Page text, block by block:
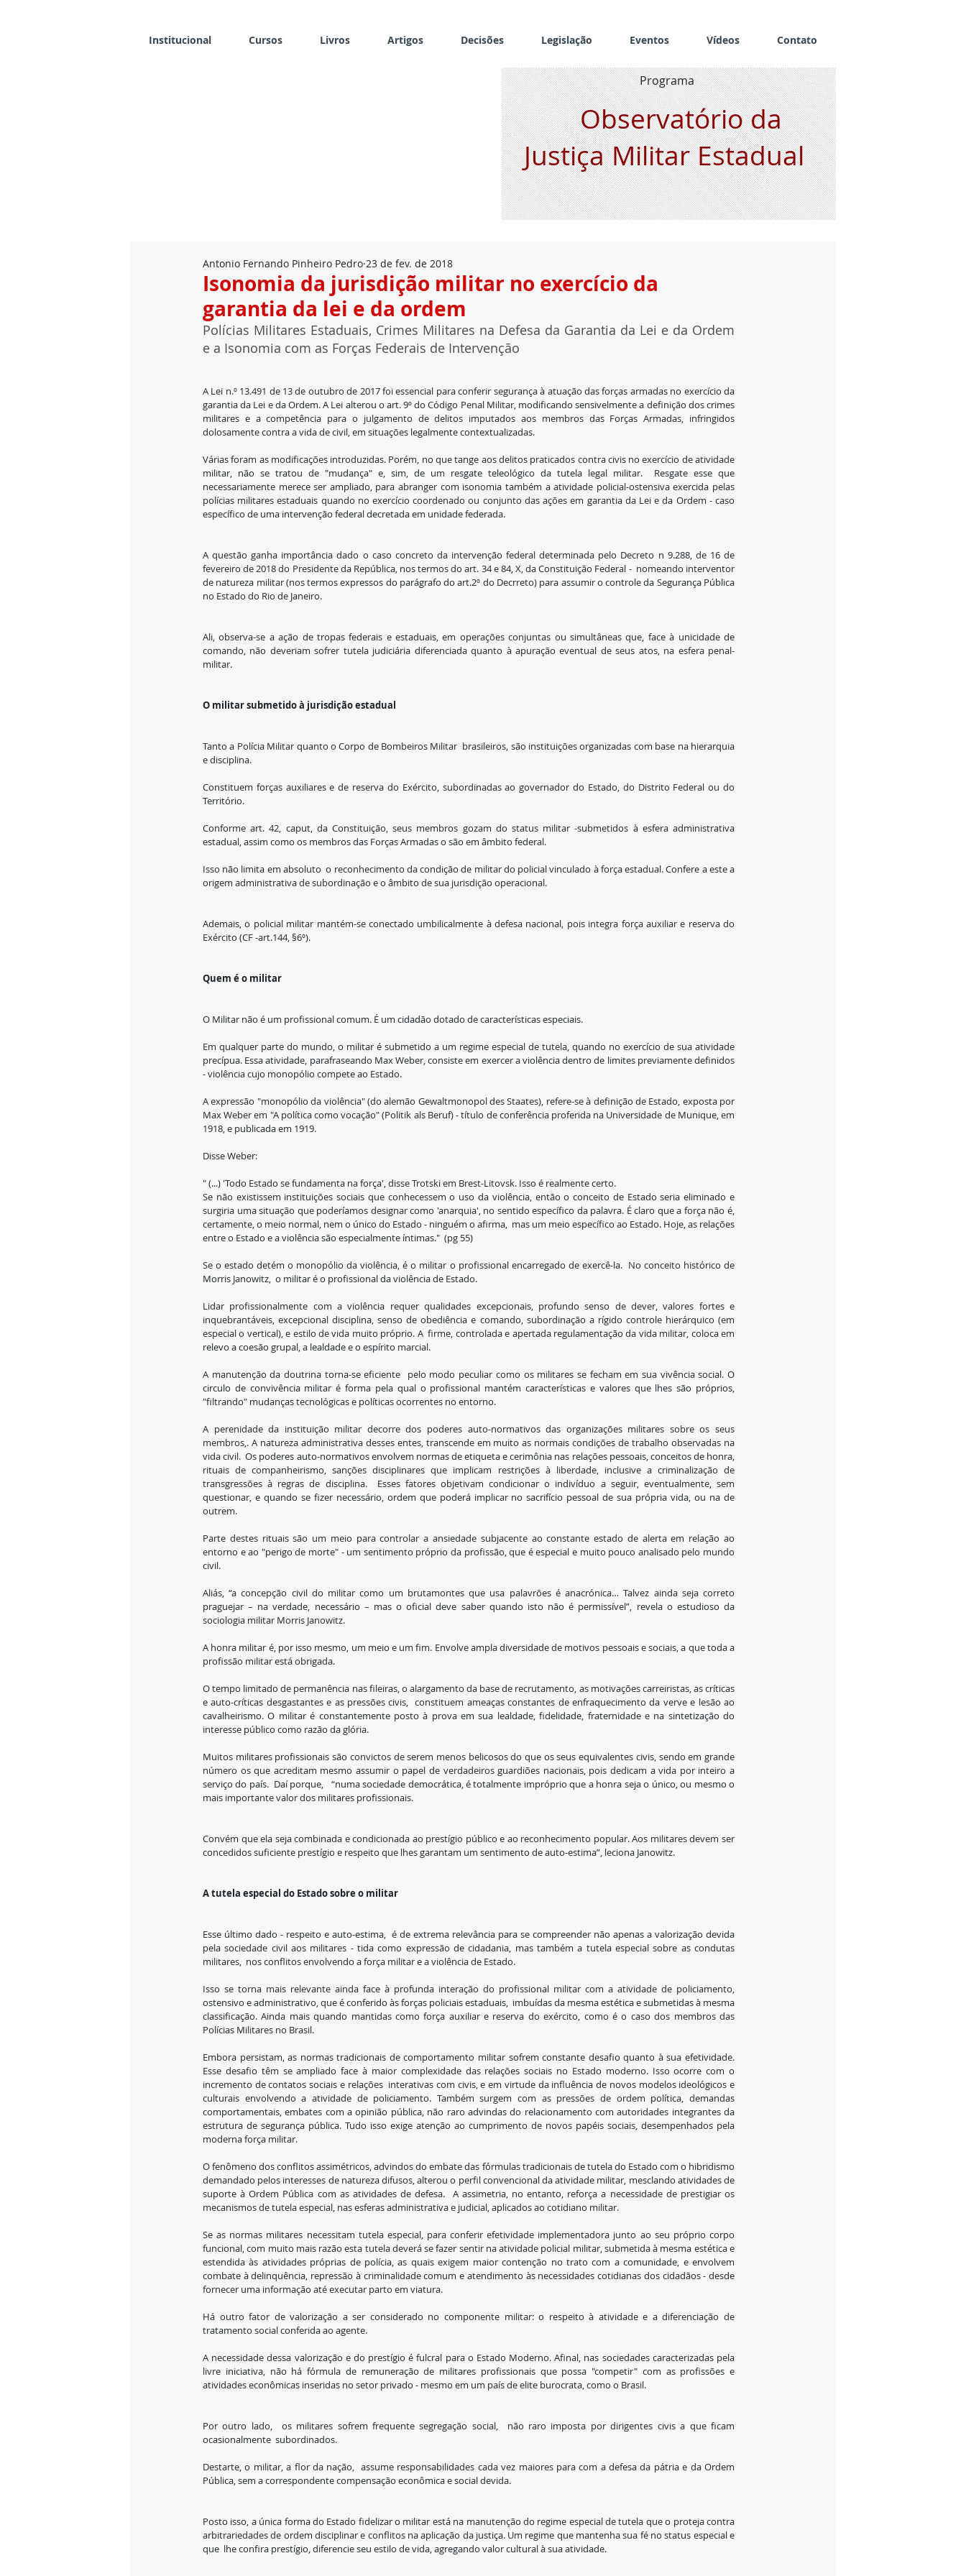
Institucional Cursos Livros Artigos Decisões Legislação Eventos Vídeos Contato
Observatório da
Justiça Militar Estadual
Programa
Isonomia da jurisdição militar no exercício da
garantia da lei e da ordem
Antonio Fernando Pinheiro Pedro 23 de fev. de 2018
Polícias Militares Estaduais, Crimes Militares na Defesa da Garantia da Lei e da Ordem
e a Isonomia com as Forças Federais de Intervenção
A Lei n.º 13.491 de 13 de outubro de 2017 foi essencial para conferir segurança à atuação das forças armadas no exercício da
garantia da Lei e da Ordem. A Lei alterou o art. 9º do Código Penal Militar, modificando sensivelmente a definição dos crimes
militares e a competência para o julgamento de delitos imputados aos membros das Forças Armadas, infringidos
dolosamente contra a vida de civil, em situações legalmente contextualizadas.
Várias foram as modificações introduzidas. Porém, no que tange aos delitos praticados contra civis no exercício de atividade
militar, não se tratou de "mudança" e, sim, de um resgate teleológico da tutela legal militar.  Resgate esse que
necessariamente merece ser ampliado, para abranger com isonomia também a atividade policial-ostensiva exercida pelas
polícias militares estaduais quando no exercício coordenado ou conjunto das ações em garantia da Lei e da Ordem - caso
específico de uma intervenção federal decretada em unidade federada.
A questão ganha importância dado o caso concreto da intervenção federal determinada pelo Decreto n 9.288, de 16 de
fevereiro de 2018 do Presidente da República, nos termos do art. 34 e 84, X, da Constituição Federal -  nomeando interventor
de natureza militar (nos termos expressos do parágrafo do art.2º do Decrreto) para assumir o controle da Segurança Pública
no Estado do Rio de Janeiro.
Ali, observa-se a ação de tropas federais e estaduais, em operações conjuntas ou simultâneas que, face à unicidade de
comando, não deveriam sofrer tutela judiciária diferenciada quanto à apuração eventual de seus atos, na esfera penal-
militar.
O militar submetido à jurisdição estadual
Tanto a Polícia Militar quanto o Corpo de Bombeiros Militar  brasileiros, são instituições organizadas com base na hierarquia
e disciplina.
Constituem forças auxiliares e de reserva do Exército, subordinadas ao governador do Estado, do Distrito Federal ou do
Território.
Conforme art. 42, caput, da Constituição, seus membros gozam do status militar -submetidos à esfera administrativa
estadual, assim como os membros das Forças Armadas o são em âmbito federal.
Isso não limita em absoluto  o reconhecimento da condição de militar do policial vinculado à força estadual. Confere a este a
origem administrativa de subordinação e o âmbito de sua jurisdição operacional.
Ademais, o policial militar mantém-se conectado umbilicalmente à defesa nacional, pois integra força auxiliar e reserva do
Exército (CF -art.144, §6º).
Quem é o militar
O Militar não é um profissional comum. É um cidadão dotado de características especiais.
Em qualquer parte do mundo, o militar é submetido a um regime especial de tutela, quando no exercício de sua atividade
precípua. Essa atividade, parafraseando Max Weber, consiste em exercer a violência dentro de limites previamente definidos
- violência cujo monopólio compete ao Estado.
A expressão "monopólio da violência" (do alemão Gewaltmonopol des Staates), refere-se à definição de Estado, exposta por
Max Weber em "A política como vocação" (Politik als Beruf) - título de conferência proferida na Universidade de Munique, em
1918, e publicada em 1919.
Disse Weber:
" (...) 'Todo Estado se fundamenta na força', disse Trotski em Brest-Litovsk. Isso é realmente certo.
Se não existissem instituições sociais que conhecessem o uso da violência, então o conceito de Estado seria eliminado e
surgiria uma situação que poderíamos designar como 'anarquia', no sentido específico da palavra. É claro que a força não é,
certamente, o meio normal, nem o único do Estado - ninguém o afirma,  mas um meio específico ao Estado. Hoje, as relações
entre o Estado e a violência são especialmente íntimas."  (pg 55)
Se o estado detém o monopólio da violência, é o militar o profissional encarregado de exercê-la.  No conceito histórico de
Morris Janowitz,  o militar é o profissional da violência de Estado.
Lidar profissionalmente com a violência requer qualidades excepcionais, profundo senso de dever, valores fortes e
inquebrantáveis, excepcional disciplina, senso de obediência e comando, subordinação a rígido controle hierárquico (em
especial o vertical), e estilo de vida muito próprio. A  firme, controlada e apertada regulamentação da vida militar, coloca em
relevo a coesão grupal, a lealdade e o espírito marcial.
A manutenção da doutrina torna-se eficiente  pelo modo peculiar como os militares se fecham em sua vivência social. O
circulo de convivência militar é forma pela qual o profissional mantém características e valores que lhes são próprios,
"filtrando" mudanças tecnológicas e políticas ocorrentes no entorno.
A perenidade da instituição militar decorre dos poderes auto-normativos das organizações militares sobre os seus
membros,. A natureza administrativa desses entes, transcende em muito as normais condições de trabalho observadas na
vida civil.  Os poderes auto-normativos envolvem normas de etiqueta e cerimônia nas relações pessoais, conceitos de honra,
rituais de companheirismo, sanções disciplinares que implicam restrições à liberdade, inclusive a criminalização de
transgressões à regras de disciplina.  Esses fatores objetivam condicionar o indivíduo a seguir, eventualmente, sem
questionar, e quando se fizer necessário, ordem que poderá implicar no sacrifício pessoal de sua própria vida, ou na de
outrem.
Parte destes rituais são um meio para controlar a ansiedade subjacente ao constante estado de alerta em relação ao
entorno e ao "perigo de morte" - um sentimento próprio da profissão, que é especial e muito pouco analisado pelo mundo
civil.
Aliás, “a concepção civil do militar como um brutamontes que usa palavrões é anacrónica… Talvez ainda seja correto
praguejar – na verdade, necessário – mas o oficial deve saber quando isto não é permissível”, revela o estudioso da
sociologia militar Morris Janowitz.
A honra militar é, por isso mesmo, um meio e um fim. Envolve ampla diversidade de motivos pessoais e sociais, a que toda a
profissão militar está obrigada.
O tempo limitado de permanência nas fileiras, o alargamento da base de recrutamento, as motivações carreiristas, as críticas
e auto-críticas desgastantes e as pressões civis,  constituem ameaças constantes de enfraquecimento da verve e lesão ao
cavalheirismo. O militar é constantemente posto à prova em sua lealdade, fidelidade, fraternidade e na sintetização do
interesse público como razão da glória.
Muitos militares profissionais são convictos de serem menos belicosos do que os seus equivalentes civis, sendo em grande
número os que acreditam mesmo assumir o papel de verdadeiros guardiões nacionais, pois dedicam a vida por inteiro a
serviço do país.  Daí porque,   “numa sociedade democrática, é totalmente impróprio que a honra seja o único, ou mesmo o
mais importante valor dos militares profissionais.
Convém que ela seja combinada e condicionada ao prestígio público e ao reconhecimento popular. Aos militares devem ser
concedidos suficiente prestígio e respeito que lhes garantam um sentimento de auto-estima”, leciona Janowitz.
A tutela especial do Estado sobre o militar
Esse último dado - respeito e auto-estima,  é de extrema relevância para se compreender não apenas a valorização devida
pela sociedade civil aos militares - tida como expressão de cidadania, mas também a tutela especial sobre as condutas
militares,  nos conflitos envolvendo a força militar e a violência de Estado.
Isso se torna mais relevante ainda face à profunda interação do profissional militar com a atividade de policiamento,
ostensivo e administrativo, que é conferido às forças policiais estaduais,  imbuídas da mesma estética e submetidas à mesma
classificação. Ainda mais quando mantidas como força auxiliar e reserva do exército, como é o caso dos membros das
Polícias Militares no Brasil.
Embora persistam, as normas tradicionais de comportamento militar sofrem constante desafio quanto à sua efetividade.
Esse desafio têm se ampliado face à maior complexidade das relações sociais no Estado moderno. Isso ocorre com o
incremento de contatos sociais e relações  interativas com civis, e em virtude da influência de novos modelos ideológicos e
culturais envolvendo a atividade de policiamento. Também surgem com as pressões de ordem política, demandas
comportamentais, embates com a opinião pública, não raro advindas do relacionamento com autoridades integrantes da
estrutura de segurança pública. Tudo isso exige atenção ao cumprimento de novos papéis sociais, desempenhados pela
moderna força militar.
O fenômeno dos conflitos assimétricos, advindos do embate das fórmulas tradicionais de tutela do Estado com o hibridismo
demandado pelos interesses de natureza difusos, alterou o perfil convencional da atividade militar, mesclando atividades de
suporte à Ordem Pública com as atividades de defesa.  A assimetria, no entanto, reforça a necessidade de prestigiar os
mecanismos de tutela especial, nas esferas administrativa e judicial, aplicados ao cotidiano militar.
Se as normas militares necessitam tutela especial, para conferir efetividade implementadora junto ao seu próprio corpo
funcional, com muito mais razão esta tutela deverá se fazer sentir na atividade policial militar, submetida à mesma estética e
estendida às atividades próprias de polícia, as quais exigem maior contenção no trato com a comunidade, e envolvem
combate à delinquência, repressão à criminalidade comum e atendimento às necessidades cotidianas dos cidadãos - desde
fornecer uma informação até executar parto em viatura.
Há outro fator de valorização a ser considerado no componente militar: o respeito à atividade e a diferenciação de
tratamento social conferida ao agente.
A necessidade dessa valorização e do prestígio é fulcral para o Estado Moderno. Afinal, nas sociedades caracterizadas pela
livre iniciativa, não há fórmula de remuneração de militares profissionais que possa "competir" com as profissões e
atividades econômicas inseridas no setor privado - mesmo em um país de elite burocrata, como o Brasil.
Por outro lado,  os militares sofrem frequente segregação social,  não raro imposta por dirigentes civis a que ficam
ocasionalmente  subordinados.
Destarte, o militar, a flor da nação,  assume responsabilidades cada vez maiores para com a defesa da pátria e da Ordem
Pública, sem a correspondente compensação econômica e social devida.
Posto isso, a única forma do Estado fidelizar o militar está na manutenção do regime especial de tutela que o proteja contra
arbitrariedades de ordem disciplinar e conflitos na aplicação da justiça. Um regime que mantenha sua fé no status especial e
que  lhe confira prestígio, diferencie seu estilo de vida, agregando valor cultural à sua atividade.